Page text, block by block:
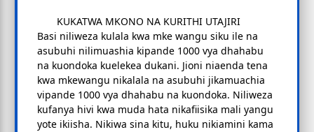
KUKATWA MKONO NA KURITHI UTAJIRI
Basi niliweza kulala kwa mke wangu siku ile na
asubuhi nilimuashia kipande 1000 vya dhahabu
na kuondoka kuelekea dukani. Jioni niaenda tena
kwa mkewangu nikalala na asubuhi jikamuachia
vipande 1000 vya dhahabu na kuondoka. Niliweza
kufanya hivi kwa muda hata nikafiisika mali yangu
yote ikiisha. Nikiwa sina kitu, huku nikiamini kama